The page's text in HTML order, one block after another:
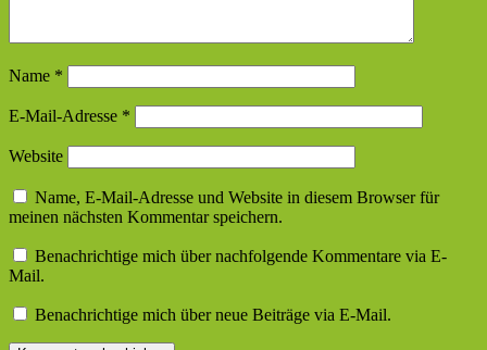
Name *
E-Mail-Adresse *
Website
Name, E-Mail-Adresse und Website in diesem Browser für
meinen nächsten Kommentar speichern.
Benachrichtige mich über nachfolgende Kommentare via E-
Mail.
Benachrichtige mich über neue Beiträge via E-Mail.